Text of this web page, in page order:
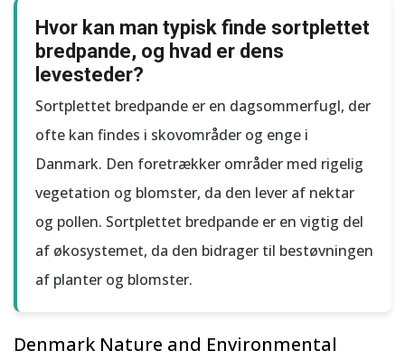
Hvor kan man typisk finde sortplettet
bredpande, og hvad er dens
levesteder?
Sortplettet bredpande er en dagsommerfugl, der
ofte kan findes i skovområder og enge i
Danmark. Den foretrækker områder med rigelig
vegetation og blomster, da den lever af nektar
og pollen. Sortplettet bredpande er en vigtig del
af økosystemet, da den bidrager til bestøvningen
af planter og blomster.
Denmark Nature and Environmental